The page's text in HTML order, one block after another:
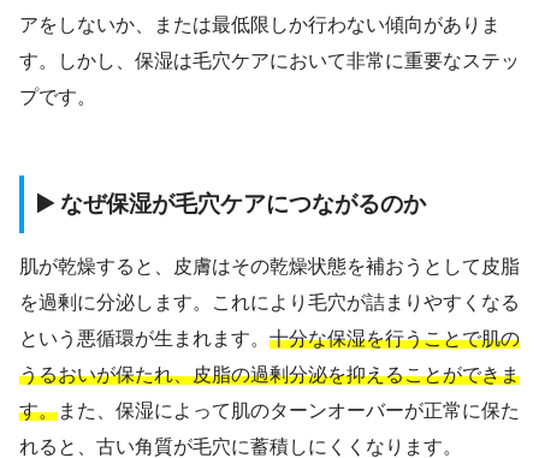
アをしないか、または最低限しか行わない傾向がありま
す。しかし、保湿は毛穴ケアにおいて非常に重要なステッ
プです。
▶️ なぜ保湿が毛穴ケアにつながるのか
肌が乾燥すると、皮膚はその乾燥状態を補おうとして皮脂
を過剰に分泌します。これにより毛穴が詰まりやすくなる
という悪循環が生まれます。 十分な保湿を行うことで肌の
うるおいが保たれ、皮脂の過剰分泌を抑えることができま
す。また、保湿によって肌のターンオーバーが正常に保た
れると、古い角質が毛穴に蓄積しにくくなります。